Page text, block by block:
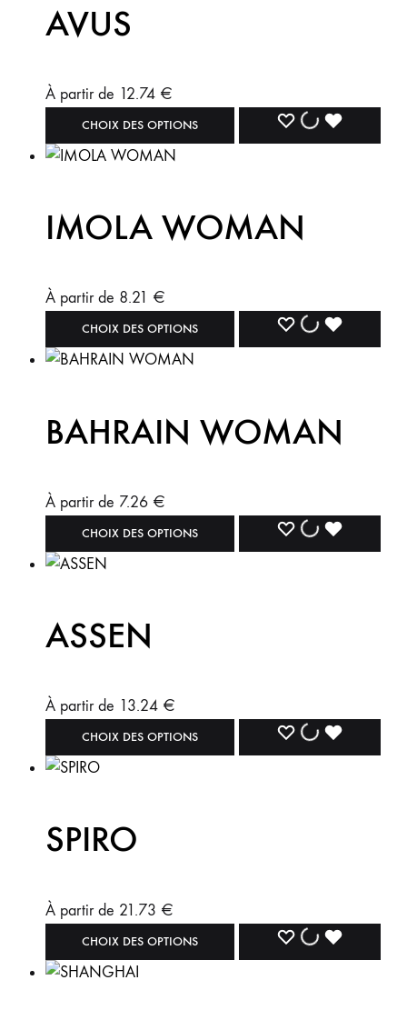
AVUS
À partir de 12.74 €
CHOIX DES OPTIONS
IMOLA WOMAN
À partir de 8.21 €
CHOIX DES OPTIONS
BAHRAIN WOMAN
À partir de 7.26 €
CHOIX DES OPTIONS
ASSEN
À partir de 13.24 €
CHOIX DES OPTIONS
SPIRO
À partir de 21.73 €
CHOIX DES OPTIONS